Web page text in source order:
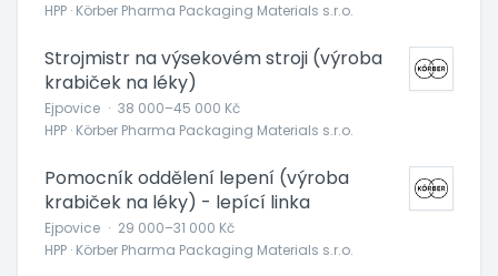
HPP · Körber Pharma Packaging Materials s.r.o.
Strojmistr na výsekovém stroji (výroba
krabiček na léky)
Ejpovice · 38 000–45 000 Kč
HPP · Körber Pharma Packaging Materials s.r.o.
Pomocník oddělení lepení (výroba
krabiček na léky) - lepící linka
Ejpovice · 29 000–31 000 Kč
HPP · Körber Pharma Packaging Materials s.r.o.